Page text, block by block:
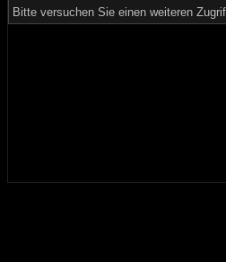
Bitte versuchen Sie einen weiteren